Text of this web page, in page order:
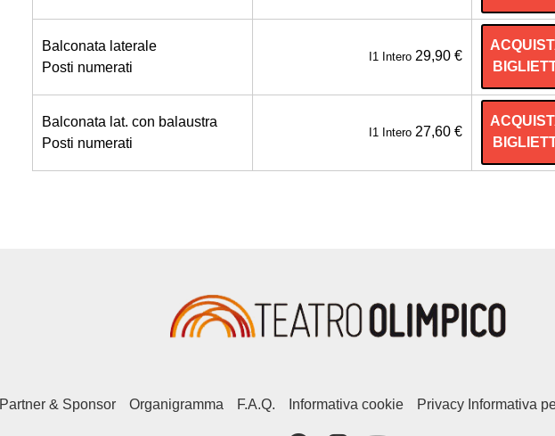
Balconata laterale
Posti numerati
I1 Intero 29,90 €
Balconata lat. con balaustra
Posti numerati
I1 Intero 27,60 €
Partner & Sponsor Organigramma F.A.Q. Informativa cookie Privacy Informativa